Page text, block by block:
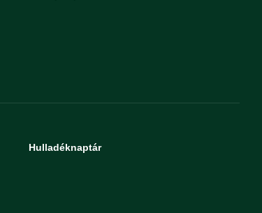
Hulladéknaptár